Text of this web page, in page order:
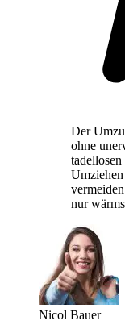
Der
ohne
Umziehen
nur
Nicol Bauer